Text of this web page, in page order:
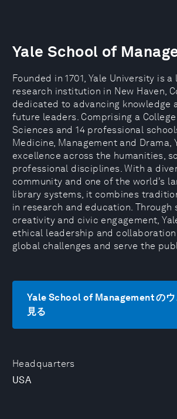
Headquarters
USA
Yale School of
Founded in 1701, Yale University is
research institution in New Haven,
dedicated to advancing knowledge
future leaders. Comprising a
Sciences and 14 professional
Medicine, Management and Drama,
excellence across the humanities,
professional disciplines. With a
community and one of the world’s
library systems, it combines
in research and education. Through
creativity and civic engagement,
ethical leadership and
global challenges and serve the
Yale School of Management のウ
見る